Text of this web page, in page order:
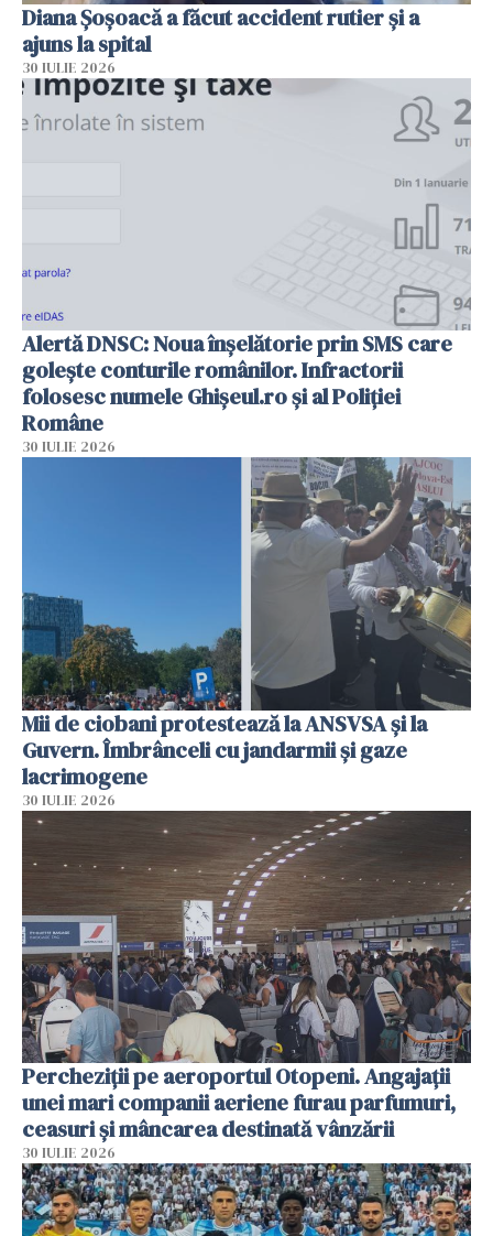
Diana Șoșoacă a făcut accident rutier și a
ajuns la spital
30 IULIE 2026
Alertă DNSC: Noua înșelătorie prin SMS care
golește conturile românilor. Infractorii
folosesc numele Ghișeul.ro și al Poliției
Române
30 IULIE 2026
Mii de ciobani protestează la ANSVSA și la
Guvern. Îmbrânceli cu jandarmii și gaze
lacrimogene
30 IULIE 2026
Percheziții pe aeroportul Otopeni. Angajații
unei mari companii aeriene furau parfumuri,
ceasuri și mâncarea destinată vânzării
30 IULIE 2026